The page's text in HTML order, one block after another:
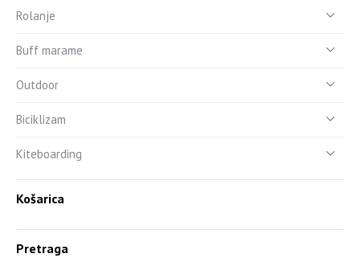
Rolanje
Buff marame
Outdoor
Biciklizam
Kiteboarding
Košarica
Pretraga